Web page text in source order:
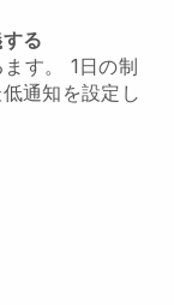
る
ます。 1日の制
通知を設定し